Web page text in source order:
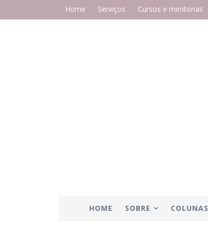
Home Serviços Cursos e mentorias
HOME SOBRE COLUNAS